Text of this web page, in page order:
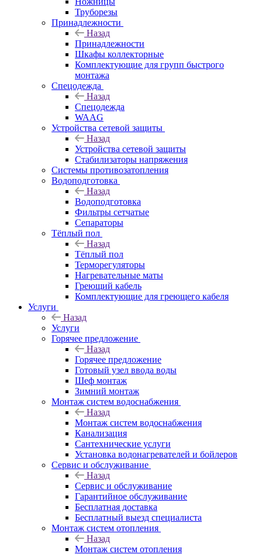
Труборезы
Принадлежности
Назад
Принадлежности
Шкафы коллекторные
Комплектующие для групп быстрого
монтажа
Спецодежда
Назад
Спецодежда
WAAG
Устройства сетевой защиты
Назад
Устройства сетевой защиты
Стабилизаторы напряжения
Системы противозатопления
Водоподготовка
Назад
Водоподготовка
Фильтры сетчатые
Сепараторы
Тёплый пол
Назад
Тёплый пол
Терморегуляторы
Нагревательные маты
Греющий кабель
Комплектующие для греющего кабеля
Услуги
Назад
Услуги
Горячее предложение
Назад
Горячее предложение
Готовый узел ввода воды
Шеф монтаж
Зимний монтаж
Монтаж систем водоснабжения
Назад
Монтаж систем водоснабжения
Канализация
Сантехнические услуги
Установка водонагревателей и бойлеров
Сервис и обслуживание
Назад
Сервис и обслуживание
Гарантийное обслуживание
Бесплатная доставка
Бесплатный выезд специалиста
Монтаж систем отопления
Назад
Монтаж систем отопления